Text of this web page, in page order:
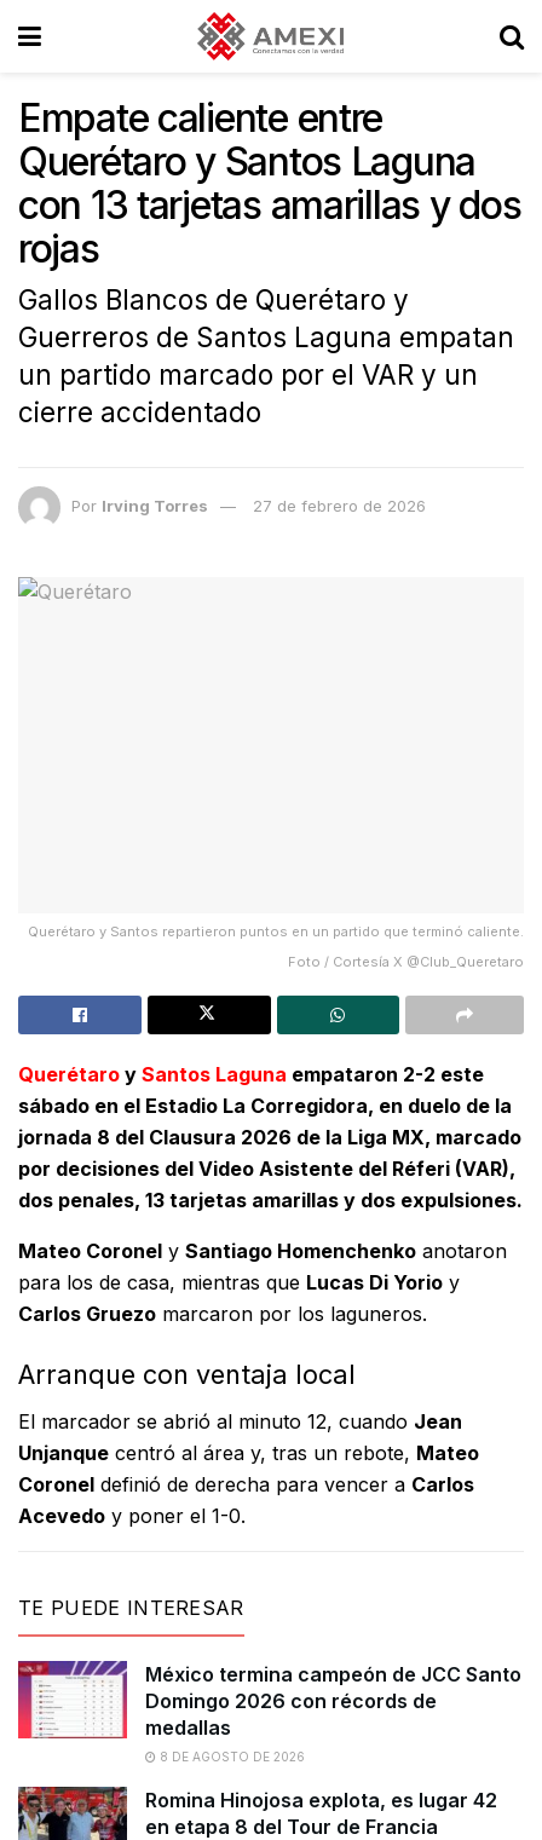
Empate caliente entre
Querétaro y Santos Laguna
con 13 tarjetas amarillas y dos
rojas
Gallos Blancos de Querétaro y
Guerreros de Santos Laguna empatan
un partido marcado por el VAR y un
cierre accidentado
Por Irving Torres 27 de febrero de 2026
Querétaro y Santos repartieron puntos en un partido que terminó caliente.
Foto / Cortesía X @Club_Queretaro
Querétaro y Santos Laguna empataron 2-2 este
sábado en el Estadio La Corregidora, en duelo de la
jornada 8 del Clausura 2026 de la Liga MX, marcado
por decisiones del Video Asistente del Réferi (VAR),
dos penales, 13 tarjetas amarillas y dos expulsiones.
Mateo Coronel y Santiago Homenchenko anotaron
para los de casa, mientras que Lucas Di Yorio y
Carlos Gruezo marcaron por los laguneros.
Arranque con ventaja local
El marcador se abrió al minuto 12, cuando Jean
Unjanque centró al área y, tras un rebote, Mateo
Coronel definió de derecha para vencer a Carlos
Acevedo y poner el 1-0.
TE PUEDE INTERESAR
México termina campeón de JCC Santo
Domingo 2026 con récords de
medallas
8 DE AGOSTO DE 2026
Romina Hinojosa explota, es lugar 42
en etapa 8 del Tour de Francia